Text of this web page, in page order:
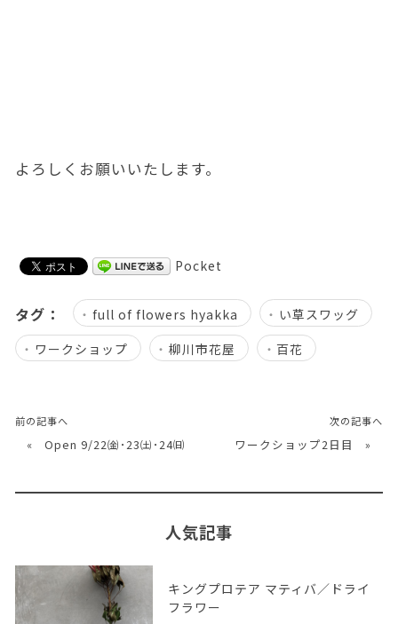
よろしくお願いいたします。
Pocket
タグ： full of flowers hyakka
い草スワッグ
ワークショップ
柳川市花屋 百花
前の記事へ
« Open 9/22㈮･23㈯･24㈰
次の記事へ
ワークショップ2日目 »
人気記事
キングプロテア マティバ／ドライ
フラワー